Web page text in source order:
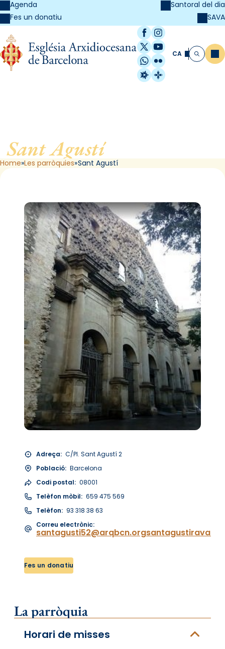
Agenda
Fes un donatiu
Santoral del dia
SAVA
Facebook
Instagram
X / Twitter
YouTube
WhatsApp
Flickr
Radio Estel
Catalunya
CA Cerca
Sant Agustí, de Barcelona
Home Les parròquies Sant Agustí
Adreça: C/Pl. Sant Agustí 2
Població: Barcelona
Codi postal: 08001
Telèfon mòbil: 659 475 569
Telèfon: 93 318 38 63
Correu electrònic:
Fes un donatiu
La parròquia
Horari de misses